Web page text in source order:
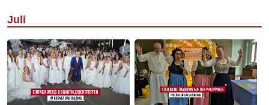
Juli